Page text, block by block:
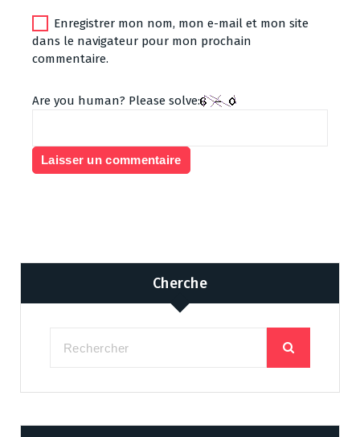
Enregistrer mon nom, mon e-mail et mon site
dans le navigateur pour mon prochain
commentaire.
Are you human? Please solve:
Cherche